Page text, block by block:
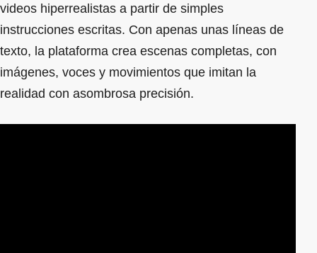
videos hiperrealistas a partir de simples
instrucciones escritas. Con apenas unas líneas de
texto, la plataforma crea escenas completas, con
imágenes, voces y movimientos que imitan la
realidad con asombrosa precisión.